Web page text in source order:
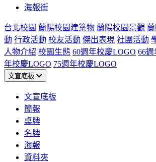
海報街
台北校園 蘭陽校園建築物 蘭陽校園景觀
動 行政活動 校友活動 傑出表現 社團活動
人物介紹 校園生態 60週年校慶LOGO 66
年校慶LOGO 75週年校慶LOGO
文宣底板
文宣底板
簡報
桌牌
名牌
海報
資料夾